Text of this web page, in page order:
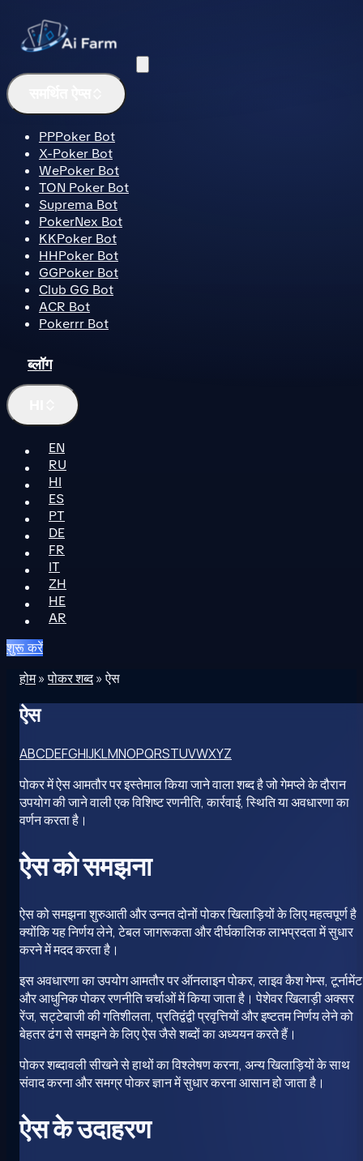
PPPoker Bot
X-Poker Bot
WePoker Bot
TON Poker Bot
Suprema Bot
PokerNex Bot
KKPoker Bot
HHPoker Bot
GGPoker Bot
Club GG Bot
ACR Bot
Pokerrr Bot
ब्लॉग
EN
RU
HI
ES
PT
DE
FR
IT
ZH
HE
AR
शुरू करें
होम»पोकर शब्द»ऐस
ऐस
ABCDEFGHIJKLMNOPQRSTUVWXYZ
पोकर में ऐस आमतौर पर इस्तेमाल किया जाने वाला शब्द है जो गेमप्ले के दौरान
उपयोग की जाने वाली एक विशिष्ट रणनीति, कार्रवाई, स्थिति या अवधारणा का
वर्णन करता है।
ऐस को समझना
ऐस को समझना शुरुआती और उन्नत दोनों पोकर खिलाड़ियों के लिए महत्वपूर्ण है
क्योंकि यह निर्णय लेने, टेबल जागरूकता और दीर्घकालिक लाभप्रदता में सुधार
करने में मदद करता है।
इस अवधारणा का उपयोग आमतौर पर ऑनलाइन पोकर, लाइव कैश गेम्स, टूर्नामेंट
और आधुनिक पोकर रणनीति चर्चाओं में किया जाता है। पेशेवर खिलाड़ी अक्सर
रेंज, सट्टेबाजी की गतिशीलता, प्रतिद्वंद्वी प्रवृत्तियों और इष्टतम निर्णय लेने को
बेहतर ढंग से समझने के लिए ऐस जैसे शब्दों का अध्ययन करते हैं।
पोकर शब्दावली सीखने से हाथों का विश्लेषण करना, अन्य खिलाड़ियों के साथ
संवाद करना और समग्र पोकर ज्ञान में सुधार करना आसान हो जाता है।
ऐस के उदाहरण